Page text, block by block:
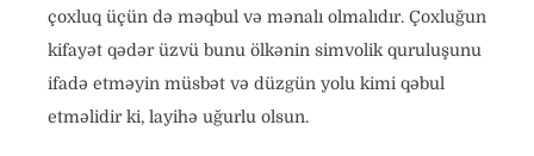
çoxluq üçün də məqbul və mənalı olmalıdır. Çoxluğun
kifayət qədər üzvü bunu ölkənin simvolik quruluşunu
ifadə etməyin müsbət və düzgün yolu kimi qəbul
etməlidir ki, layihə uğurlu olsun.